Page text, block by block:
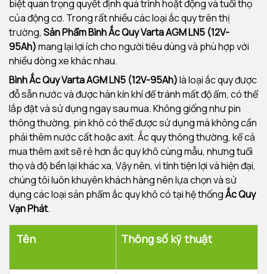
biệt quan trọng quyết định quá trình hoặt động và tuổi thọ
của động cơ. Trong rất nhiều các loại ắc quy trên thị
trường, Sản Phẩm Bình Ắc Quy Varta AGM LN5 (12V-
95Ah)mang lại lợi ích cho người tiêu dùng và phù hợp với
nhiều dòng xe khác nhau.
Bình Ắc Quy Varta AGM LN5 (12V-95Ah)là loại ắc quy được
đỗ sẵn nước và được hàn kín khí để tránh mất độ ẩm, có thể
lắp đặt và sử dụng ngay sau mua. Không giống như pin
thông thường, pin khô có thể được sử dụng mà không cần
phải thêm nước cất hoặc axit. Ắc quy thông thường, kể cả
mua thêm axit sẽ rẻ hơn ắc quy khô cùng mẫu, nhưng tuổi
thọ và độ bền lại khác xa, Vậy nên, vì tính tiện lợi và hiện đại,
chúng tôi luôn khuyên khách hàng nên lựa chọn và sử
dụng các loại sản phẩm ắc quy khô có tại hệ thốngẮc Quy
Vạn Phát.
Tên Thông số kỹ thuật